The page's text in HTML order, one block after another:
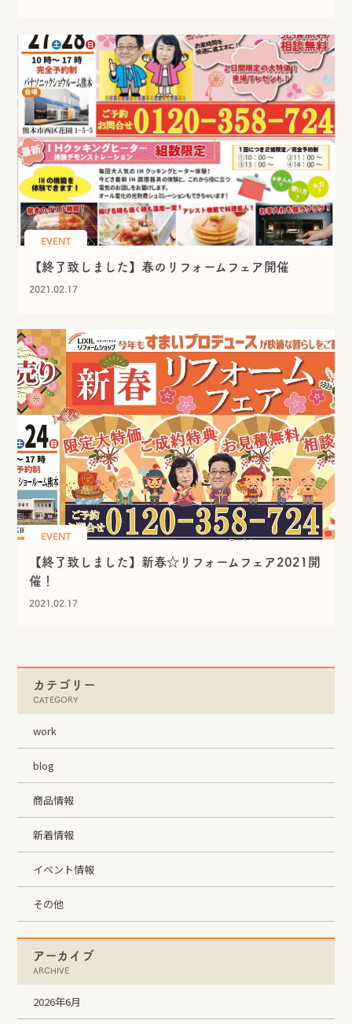
SHARE LINE InstagramFacebook
EVENT
【終了致しました】春のリフォームフェア開催
2021.02.17
EVENT
【終了致しました】新春☆リフォームフェア2021開
催！
2021.02.17
カテゴリー
CATEGORY
work
blog
商品情報
新着情報
イベント情報
その他
アーカイブ
ARCHIVE
2026年6月